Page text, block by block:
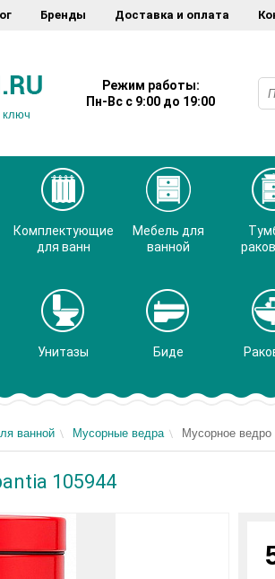
Бренды Доставка и оплата
ключ
Режим работы:
Пн-Вс с 9:00 до 19:00
Комплектующие
для ванн
Мебель для
ванной
Унитазы Биде
ванной Мусорные ведра Мусорное ведро
105944